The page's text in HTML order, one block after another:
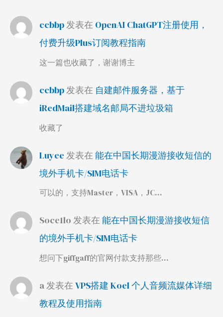
ccbbp发表在 OpenAI ChatGPT注册使用，
付费升级Plus订阅教程指南
这一篇也收藏了，谢谢博主
ccbbp发表在 自建邮件服务器，基于
iRedMail搭建域名邮局不进垃圾箱
收藏了
Luyee 发表在 能在中国长期漫游接收短信的
境外手机卡/SIM电话卡
可以的，支持Master，VISA，JC…
Soce1lo 发表在能在中国长期漫游接收短信
的境外手机卡/SIM电话卡
想问下giffgaff的官网付款支持那些…
a发表在VPS搭建 Koel 个人音频流媒体详细
教程及使用指南